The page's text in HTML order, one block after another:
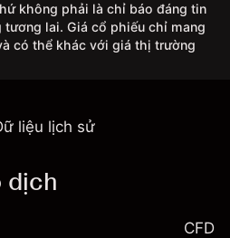
không phải là chỉ báo đáng tin
lai. Giá cổ phiếu chỉ mang
có thể khác với giá thị trường
liệu lịch sử
dịch
CFD